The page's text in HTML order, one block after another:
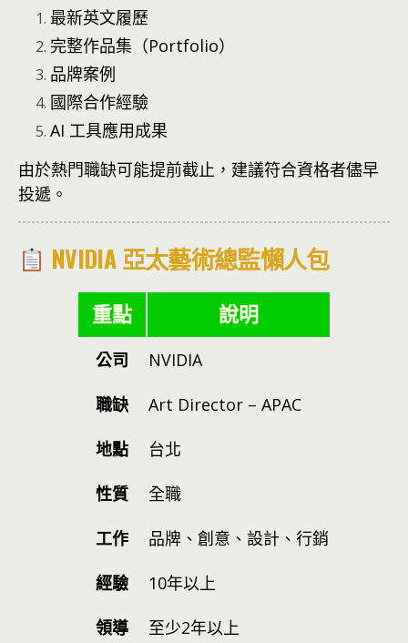
最新英文履歷
完整作品集（Portfolio）
品牌案例
國際合作經驗
AI 工具應用成果
由於熱門職缺可能提前截止，建議符合資格者儘早
投遞。
NVIDIA 亞太藝術總監懶人包
重點 說明
公司 NVIDIA
職缺 Art Director – APAC
地點 台北
性質 全職
工作 品牌、創意、設計、行銷
經驗 10年以上
領導 至少2年以上